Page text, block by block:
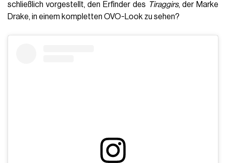
schließlich vorgestellt, den Erfinder des Tiraggirs, der Marke
Drake, in einem kompletten OVO-Look zu sehen?